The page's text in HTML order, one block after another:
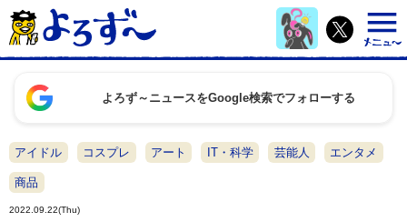
よろず～ニュースをGoogle検索でフォローする
アイドル コスプレ アート IT・科学 芸能人 エンタメ
商品
2022.09.22(Thu)